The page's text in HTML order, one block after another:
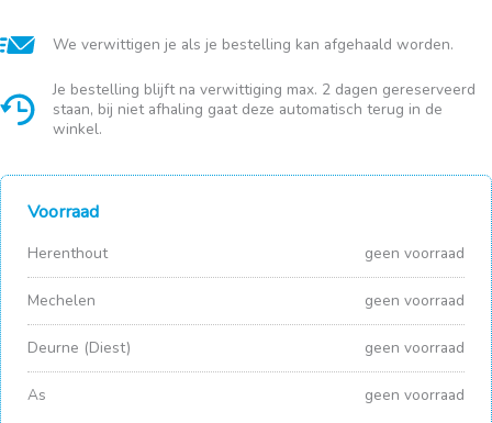
We verwittigen je als je bestelling kan afgehaald worden.
Je bestelling blijft na verwittiging max. 2 dagen gereserveerd
staan, bij niet afhaling gaat deze automatisch terug in de
winkel.
Voorraad
Herenthout geen voorraad
Mechelen geen voorraad
Deurne (Diest) geen voorraad
As geen voorraad